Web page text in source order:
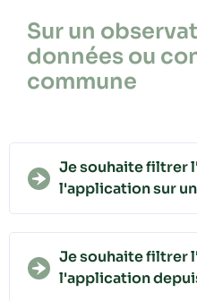
Sur un
données ou
commune
Je souhaite filtrer
l'application sur
Je souhaite filtrer
l'application